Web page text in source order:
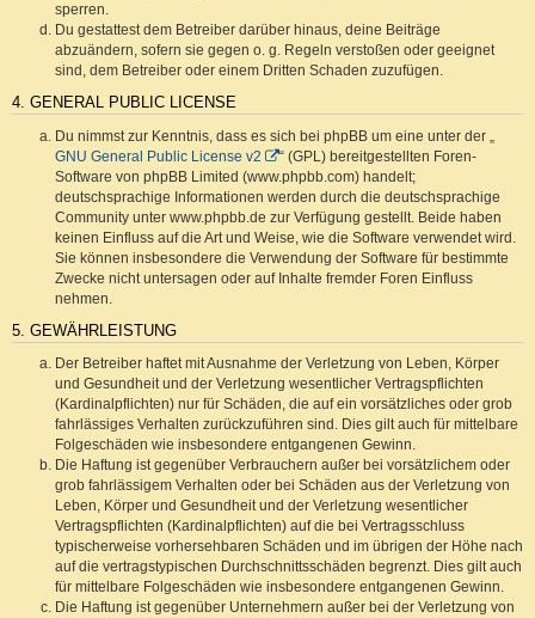
sperren.
Du gestattest dem Betreiber darüber hinaus, deine Beiträge
abzuändern, sofern sie gegen o. g. Regeln verstoßen oder geeignet
sind, dem Betreiber oder einem Dritten Schaden zuzufügen.
4. GENERAL PUBLIC LICENSE
Du nimmst zur Kenntnis, dass es sich bei phpBB um eine unter der „
GNU General Public License v2
“ (GPL) bereitgestellten Foren-
Software von phpBB Limited (www.phpbb.com) handelt;
deutschsprachige Informationen werden durch die deutschsprachige
Community unter www.phpbb.de zur Verfügung gestellt. Beide haben
keinen Einfluss auf die Art und Weise, wie die Software verwendet wird.
Sie können insbesondere die Verwendung der Software für bestimmte
Zwecke nicht untersagen oder auf Inhalte fremder Foren Einfluss
nehmen.
5. GEWÄHRLEISTUNG
Der Betreiber haftet mit Ausnahme der Verletzung von Leben, Körper
und Gesundheit und der Verletzung wesentlicher Vertragspflichten
(Kardinalpflichten) nur für Schäden, die auf ein vorsätzliches oder grob
fahrlässiges Verhalten zurückzuführen sind. Dies gilt auch für mittelbare
Folgeschäden wie insbesondere entgangenen Gewinn.
Die Haftung ist gegenüber Verbrauchern außer bei vorsätzlichem oder
grob fahrlässigem Verhalten oder bei Schäden aus der Verletzung von
Leben, Körper und Gesundheit und der Verletzung wesentlicher
Vertragspflichten (Kardinalpflichten) auf die bei Vertragsschluss
typischerweise vorhersehbaren Schäden und im übrigen der Höhe nach
auf die vertragstypischen Durchschnittsschäden begrenzt. Dies gilt auch
für mittelbare Folgeschäden wie insbesondere entgangenen Gewinn.
Die Haftung ist gegenüber Unternehmern außer bei der Verletzung von